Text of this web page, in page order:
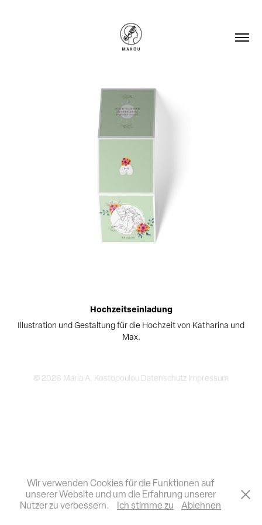
Hochzeitseinladung
Illustration und Gestaltung für die Hochzeit von Katharina und
Max.
© 2026 Maria A. Kostopoulou Datenschutz Impressum
Wir verwenden Cookies für die Funktionen auf
unserer Website und um die Erfahrung unserer
Nutzer zu verbessern.
Ich stimme zu Ablehnen